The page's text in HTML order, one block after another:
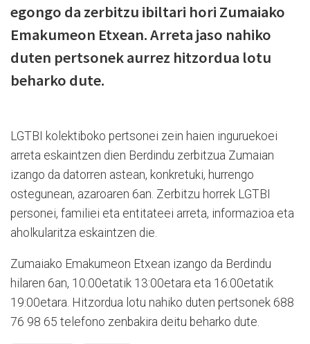
egongo da zerbitzu ibiltari hori Zumaiako
Emakumeon Etxean. Arreta jaso nahiko
duten pertsonek aurrez hitzordua lotu
beharko dute.
LGTBI kolektiboko pertsonei zein haien inguruekoei
arreta eskaintzen dien Berdindu zerbitzua Zumaian
izango da datorren astean, konkretuki, hurrengo
ostegunean, azaroaren 6an. Zerbitzu horrek LGTBI
personei, familiei eta entitateei arreta, informazioa eta
aholkularitza eskaintzen die.
Zumaiako Emakumeon Etxean izango da Berdindu
hilaren 6an, 10:00etatik 13:00etara eta 16:00etatik
19:00etara. Hitzordua lotu nahiko duten pertsonek 688
76 98 65 telefono zenbakira deitu beharko dute.